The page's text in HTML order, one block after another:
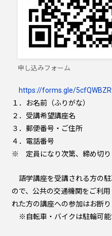
申し込みフォーム
https://forms.gle/
１．お名前（ふりがな）
２．受講希望講座名
３．郵便番号・ご住所
４．電話番号
※ 定員になり次第、締め切り
語学講座を受講される方の
ので、公共の交通機関をご利
れた方の講座への参加はお断り
※自転車・バイクは駐輪可能